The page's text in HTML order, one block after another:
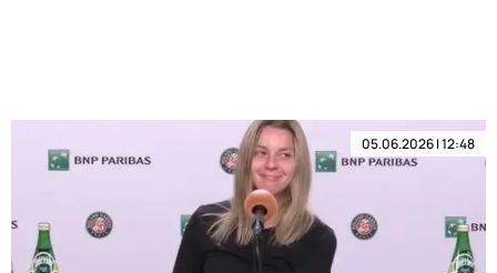
05.06.2026 | 12:48